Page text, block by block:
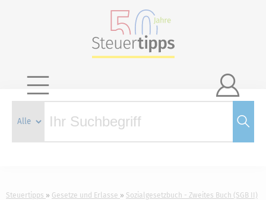

Steuertipps Gesetze und Erlasse
Sozialgesetzbuch - Zweites Buch (SGB II)